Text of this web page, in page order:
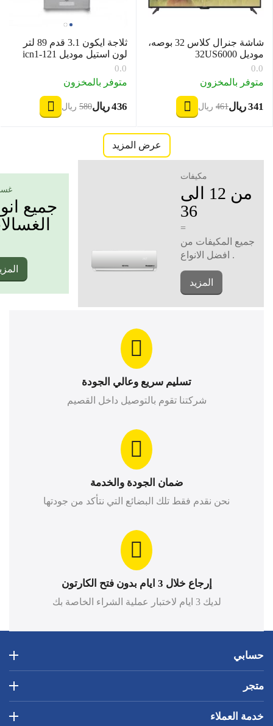
شاشة جنرال كلاس 32 بوصه،
موديل 32US6000
0.0
متوفر بالمخزون
ريال ‎‍341‍ ريال ‎‍461‍
ثلاجة ايكون 3.1 قدم 89 لتر
لون استيل موديل icn1-121
0.0
متوفر بالمخزون
ريال ‎‍436‍ ريال ‎‍580‍
عرض المزيد
مكيفات
من 12 الى
36
=
جميع المكيفات من
افضل الانواع .
المزيد
جميع
تسليم سريع وعالي الجودة
شركتنا تقوم بالتوصيل داخل القصيم
ضمان الجودة والخدمة
نحن نقدم فقط تلك البضائع التي نتأكد من جودتها
إرجاع خلال 3 ايام بدون فتح الكارتون
لديك 3 ايام لاختبار عملية الشراء الخاصة بك
حسابي
متجر
خدمة العملاء